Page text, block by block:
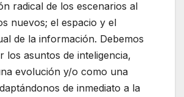
radical de los escenarios al
nuevos; el espacio y el
de la información. Debemos
los asuntos de inteligencia,
evolución y/o como una
de inmediato a la